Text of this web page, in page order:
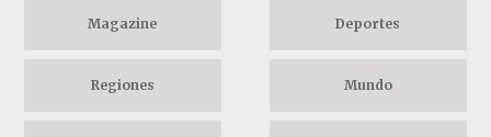
Magazine Deportes
Regiones Mundo